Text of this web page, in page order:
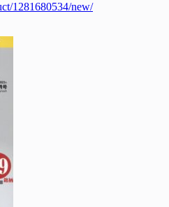
1281680534/new/